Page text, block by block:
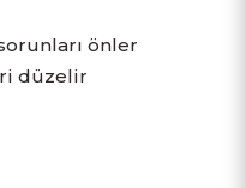
önler
düzelir